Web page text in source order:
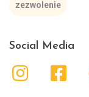
zezwolenie
Social Media